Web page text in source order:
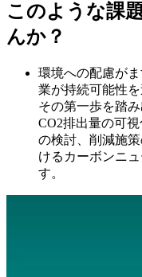
このような課
んか？
環境への配慮が
業が持続可能性
その第一歩を踏
CO2排出量の可
の検討、削減施
けるカーボンニ
す。